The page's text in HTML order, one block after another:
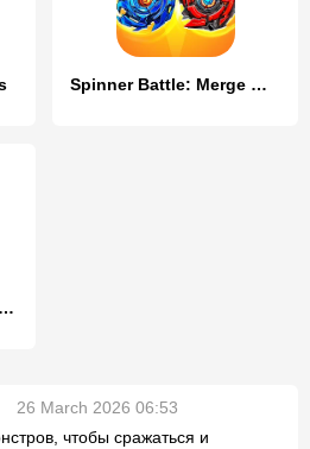
Spinner Battle: Merge Master
Merge Run Monster 3D Battle
26 March 2026 06:53
чтобы сражаться и